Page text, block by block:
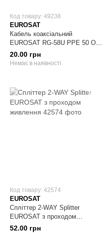
Код товару: 49238
EUROSAT
Кабель коаксіальний
EUROSAT RG-58U PPE 50 Ом
за метрами чорний
20.00 грн
Немає в наявності
Код товару: 42574
EUROSAT
Спліттер 2-WAY Splitter
EUROSAT з проходом
живлення
52.00 грн